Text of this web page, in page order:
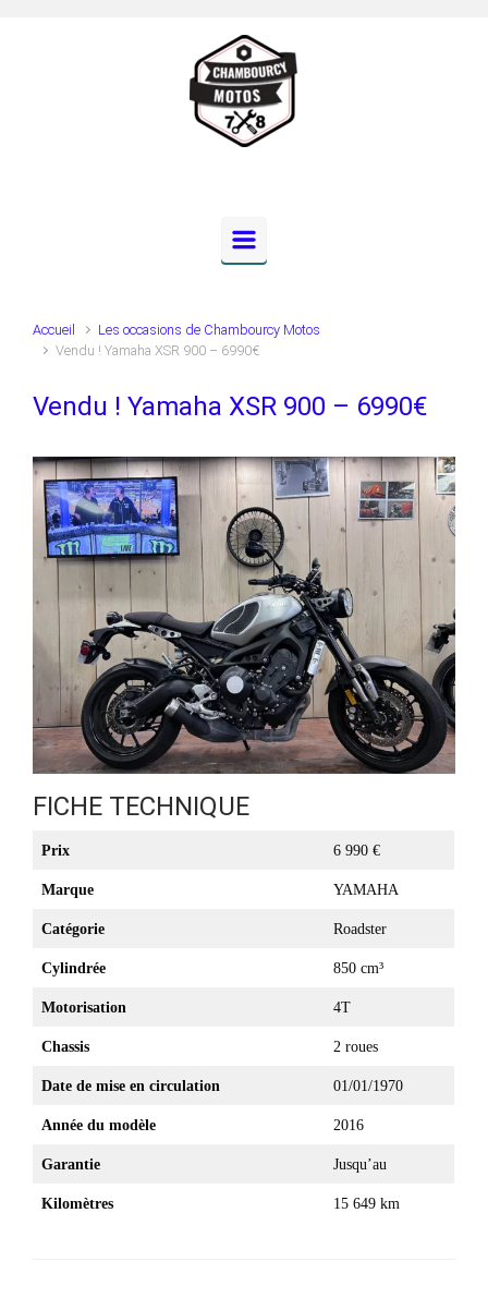
Accueil
Les occasions de Chambourcy Motos
Vendu ! Yamaha XSR 900 – 6990€
Vendu ! Yamaha XSR 900 – 6990€
FICHE TECHNIQUE
Prix 6 990 €
Marque YAMAHA
Catégorie Roadster
Cylindrée 850 cm³
Motorisation 4T
Chassis 2 roues
Date de mise en circulation 01/01/1970
Année du modèle 2016
Garantie Jusqu’au
Kilomètres 15 649 km